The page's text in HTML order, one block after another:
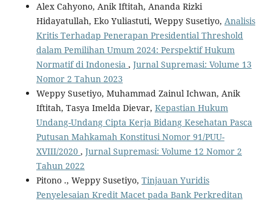
Alex Cahyono, Anik Iftitah, Ananda Rizki
Hidayatullah, Eko Yuliastuti, Weppy Susetiyo, Analisis
Kritis Terhadap Penerapan Presidential Threshold
dalam Pemilihan Umum 2024: Perspektif Hukum
Normatif di Indonesia , Jurnal Supremasi: Volume 13
Nomor 2 Tahun 2023
Weppy Susetiyo, Muhammad Zainul Ichwan, Anik
Iftitah, Tasya Imelda Dievar, Kepastian Hukum
Undang-Undang Cipta Kerja Bidang Kesehatan Pasca
Putusan Mahkamah Konstitusi Nomor 91/PUU-
XVIII/2020 , Jurnal Supremasi: Volume 12 Nomor 2
Tahun 2022
Pitono ., Weppy Susetiyo, Tinjauan Yuridis
Penyelesaian Kredit Macet pada Bank Perkreditan